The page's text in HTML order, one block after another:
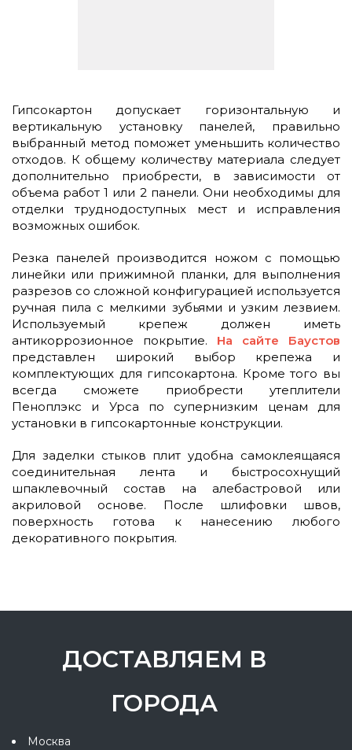
Гипсокартон допускает горизонтальную и
вертикальную установку панелей, правильно
выбранный метод поможет уменьшить количество
отходов. К общему количеству материала следует
дополнительно приобрести, в зависимости от
объема работ 1 или 2 панели. Они необходимы для
отделки труднодоступных мест и исправления
возможных ошибок.
Резка панелей производится ножом с помощью
линейки или прижимной планки, для выполнения
разрезов со сложной конфигурацией используется
ручная пила с мелкими зубьями и узким лезвием.
Используемый крепеж должен иметь
антикоррозионное покрытие. На сайте Баустов
представлен широкий выбор крепежа и
комплектующих для гипсокартона. Кроме того вы
всегда сможете приобрести утеплители
Пеноплэкс и Урса по супернизким ценам для
установки в гипсокартонные конструкции.
Для заделки стыков плит удобна самоклеящаяся
соединительная лента и быстросохнущий
шпаклевочный состав на алебастровой или
акриловой основе. После шлифовки швов,
поверхность готова к нанесению любого
декоративного покрытия.
ДОСТАВЛЯЕМ В
ГОРОДА
Москва